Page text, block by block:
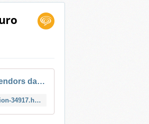
Pourquoi je m'endors dans cette position ? - Biba Magazine
https://www.bibamagazine.fr/lifestyle/sante/pourquoi-je-mendors-dans-cette-position-34917.html